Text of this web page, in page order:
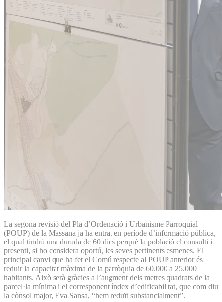
La segona revisió del Pla d’Ordenació i Urbanisme Parroquial
(POUP) de la Massana ja ha entrat en període d’informació pública,
el qual tindrà una durada de 60 dies perquè la població el consulti i
presenti, si ho considera oportú, les seves pertinents esmenes. El
principal canvi que ha fet el Comú respecte al POUP anterior és
reduir la capacitat màxima de la parròquia de 60.000 a 25.000
habitants. Això serà gràcies a l’augment dels metres quadrats de la
parcel·la mínima i el corresponent índex d’edificabilitat, que com diu
la cònsol major, Eva Sansa, “hem reduït substancialment”.